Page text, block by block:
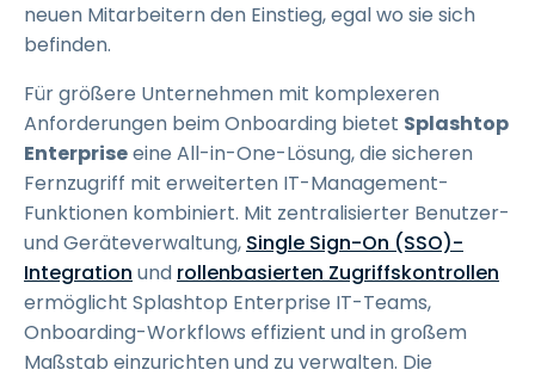
neuen Mitarbeitern den Einstieg, egal wo sie sich
befinden.
Für größere Unternehmen mit komplexeren
Anforderungen beim Onboarding bietet Splashtop
Enterpriseeine All-in-One-Lösung, die sicheren
Fernzugriff mit erweiterten IT-Management-
Funktionen kombiniert. Mit zentralisierter Benutzer-
und Geräteverwaltung, Single Sign-On (SSO)-
Integration und rollenbasierten Zugriffskontrollen
ermöglicht Splashtop Enterprise IT-Teams,
Onboarding-Workflows effizient und in großem
Maßstab einzurichten und zu verwalten. Die